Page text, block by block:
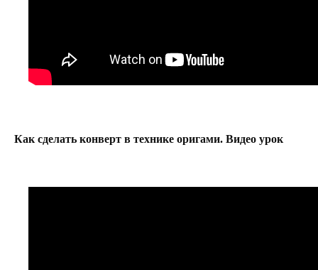
Как сделать конверт в технике оригами. Видео урок